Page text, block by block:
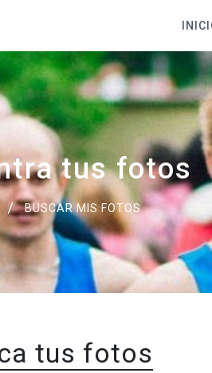
tus fotos
BUSCAR MIS FOTOS
tus fotos